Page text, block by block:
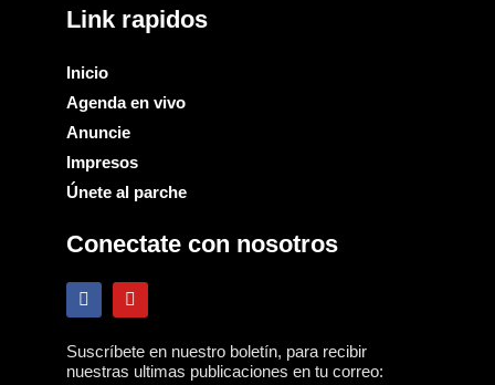
Link rapidos
Inicio
Agenda en vivo
Anuncie
Impresos
Únete al parche
Conectate con nosotros
F
a
b
o
Y
o
t
u
b
Suscríbete en nuestro boletín, para recibir
nuestras ultimas publicaciones en tu correo: